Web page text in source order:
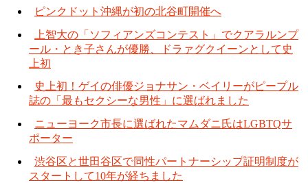
ピンクドット沖縄が初の北谷町開催へ
上智大の「ソフィアンズコンテスト」でクアラルンプ
ール・とき子さんが優勝、ドラァグクイーンとして史
上初
史上初！ゲイの俳優ジョナサン・ベイリーがピープル
誌の「最もセクシーな男性」に選ばれました
ニューヨーク市長に選ばれたマムダニ氏はLGBTQサ
ポーター
渋谷区と世田谷区で同性パートナーシップ証明制度が
スタートして10年が経ちました